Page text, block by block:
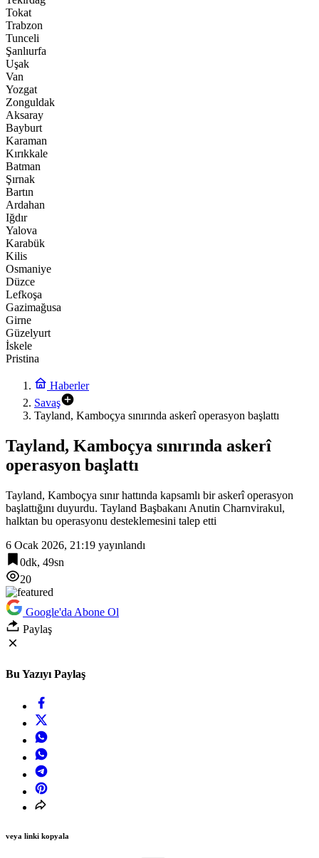
Tokat
Trabzon
Tunceli
Şanlıurfa
Uşak
Van
Yozgat
Zonguldak
Aksaray
Bayburt
Karaman
Kırıkkale
Batman
Şırnak
Bartın
Ardahan
Iğdır
Yalova
Karabük
Kilis
Osmaniye
Düzce
Lefkoşa
Gazimağusa
Girne
Güzelyurt
İskele
Pristina
Haberler
Savaş
Tayland, Kamboçya sınırında askerî operasyon başlattı
Tayland, Kamboçya sınırında askerî
operasyon başlattı
Tayland, Kamboçya sınır hattında kapsamlı bir askerî operasyon
başlattığını duyurdu. Tayland Başbakanı Anutin Charnvirakul,
halktan bu operasyonu desteklemesini talep etti
6 Ocak 2026, 21:19 yayınlandı
0dk, 49sn
20
Google'da Abone Ol
Paylaş
Bu Yazıyı Paylaş
veya linki kopyala